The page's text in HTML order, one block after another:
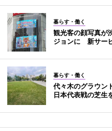
暮らす・働く
観光客の顔写真が
ジョンに 新サー
暮らす・働く
代々木のグラウン
日本代表戦の芝生